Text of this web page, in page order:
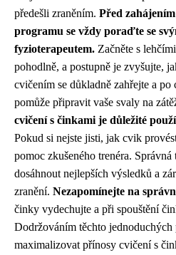
předešli zraněním. Před
programu se vždy poraďte se
fyzioterapeutem. Začněte s
pohodlně, a postupně je zvyšujte,
cvičením se důkladně zahřejte a po
pomůže připravit vaše svaly na
cvičení s činkami je důležité
Pokud si nejste jisti, jak cvik
pomoc zkušeného trenéra.
dosáhnout nejlepších výsledků a
zranění. Nezapomínejte na
činky vydechujte a při spouštění
Dodržováním těchto jednoduchých
maximalizovat přínosy cvičení s